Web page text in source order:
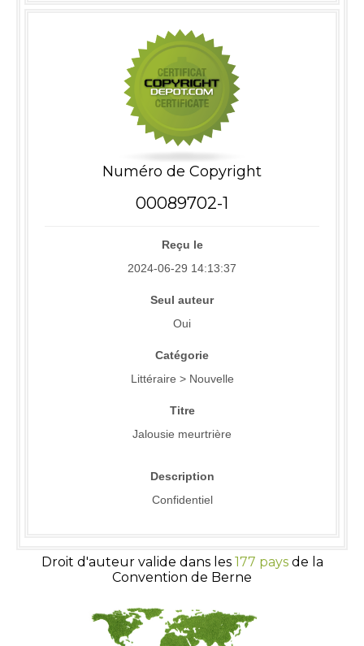
Numéro de Copyright
00089702-1
Reçu le
2024-06-29 14:13:37
Seul auteur
Oui
Catégorie
Littéraire > Nouvelle
Titre
Jalousie meurtrière
Description
Confidentiel
Droit d'auteur valide dans les 177 paysde la
Convention de Berne